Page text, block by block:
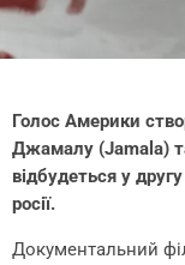
Голос Америки
Джамалу (Jamala) та
відбудеться у
росії.
Документальний